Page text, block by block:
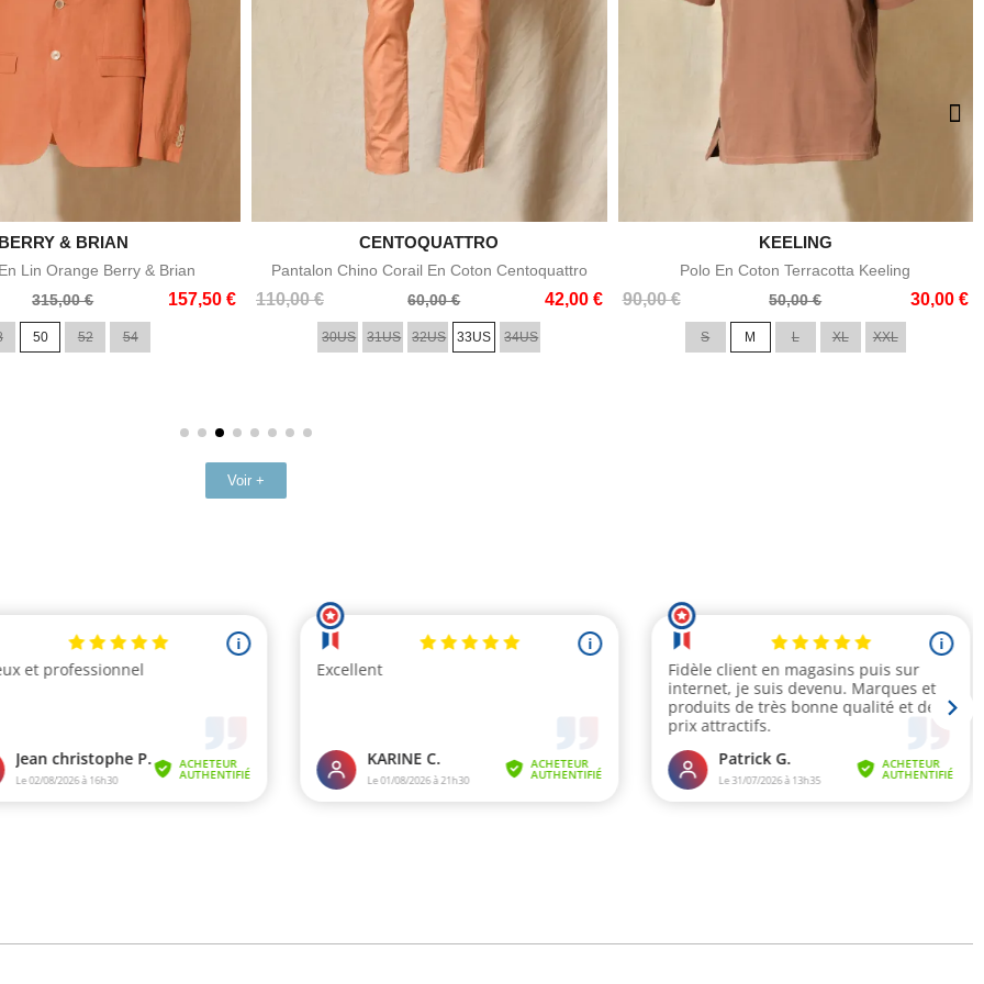
Aperçu rapide
BERRY & BRIAN
Lin Orange Berry & Brian
315,00 € 157,50 €
50 52 54
Aperçu rapide
CENTOQUATTRO
Pantalon Chino Corail En Coton Centoquattro
110,00 €
Prix
60,00 € 42,00 €
Prix
30US 31US 32US 33US 34US
Aperçu rapide
KEELING
Polo En Coton Terracotta Keeling
90,00 €
Prix
50,00 € 30,00 €
Prix
S M L XL XXL
Voir +